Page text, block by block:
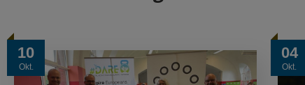
10
Okt.
04
Okt.